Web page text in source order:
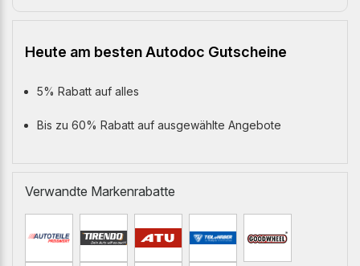
Heute am besten Autodoc Gutscheine
5% Rabatt auf alles
Bis zu 60% Rabatt auf ausgewählte Angebote
Verwandte Markenrabatte